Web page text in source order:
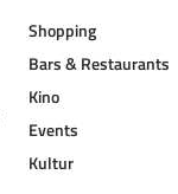
Shopping
Bars & Restaurants
Kino
Events
Kultur